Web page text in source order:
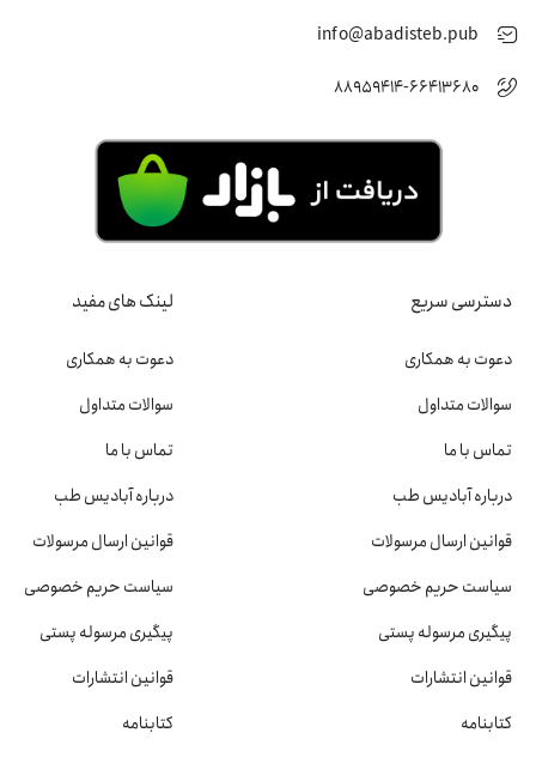
info@abadisteb.pub
88959414-66413680
دسترسی سریع
دعوت به همکاری
سوالات متداول
تماس با ما
درباره آبادیس طب
قوانین ارسال مرسولات
سیاست حریم خصوصی
پیگیری مرسوله پستی
قوانین انتشارات
کتابنامه
لینک های مفید
دعوت به همکاری
سوالات متداول
تماس با ما
درباره آبادیس طب
قوانین ارسال مرسولات
سیاست حریم خصوصی
پیگیری مرسوله پستی
قوانین انتشارات
کتابنامه